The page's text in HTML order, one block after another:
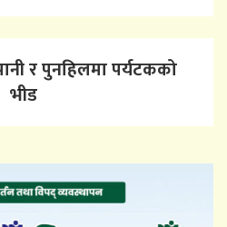
र पुनहिलमा पर्यटकको
भीड